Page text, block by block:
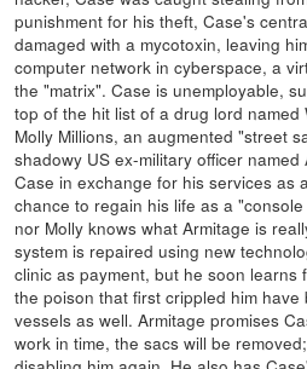
punishment for his theft, Case's
damaged with a mycotoxin, leaving
computer network in cyberspace, a
the "matrix". Case is unemployable,
top of the hit list of a drug lord named
Molly Millions, an augmented "street
shadowy US ex-military officer
Case in exchange for his services as
chance to regain his life as a
nor Molly knows what Armitage is
system is repaired using new
clinic as payment, but he soon learns
the poison that first crippled him
vessels as well. Armitage promises
work in time, the sacs will be